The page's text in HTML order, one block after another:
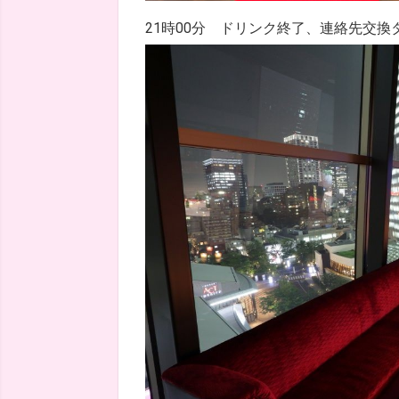
21時00分 ドリンク終了、連絡先交換